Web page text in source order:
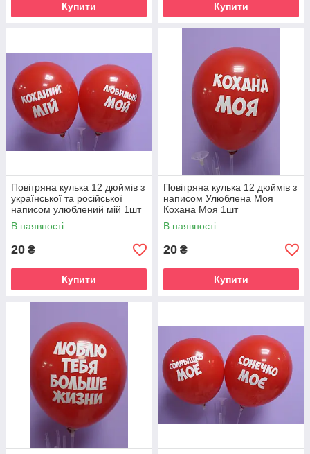
Купити Купити
Повітряна кулька 12 дюймів з
української та російської
написом улюблений мій 1шт
В наявності
20 ₴
Купити
Повітряна кулька 12 дюймів з
написом Улюблена Моя
Кохана Моя 1шт
В наявності
20 ₴
Купити